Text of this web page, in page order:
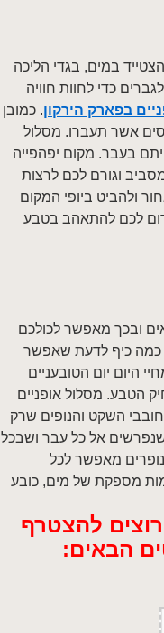
במים, בגדי הליכה
כדי לחוות חוויה
בפארק הירקון. כמובן
אשר תעברו. מסלול
בעבר. מקום יפהפייה
וגורם לכם לרצות
ולהביט ביופי המקום
לכם להתאהב בטבע
ובכך מאפשר לכולכם
כמה כיף לדעת שאפשר
היום יום הטובעניים
הטבע. מסלול אופניים
השקט והנופים שרק
אל כל עבר ושבכל
מאפשר לכל
מספקת של מים, כובע
רוצים להצטרף
הבאים: